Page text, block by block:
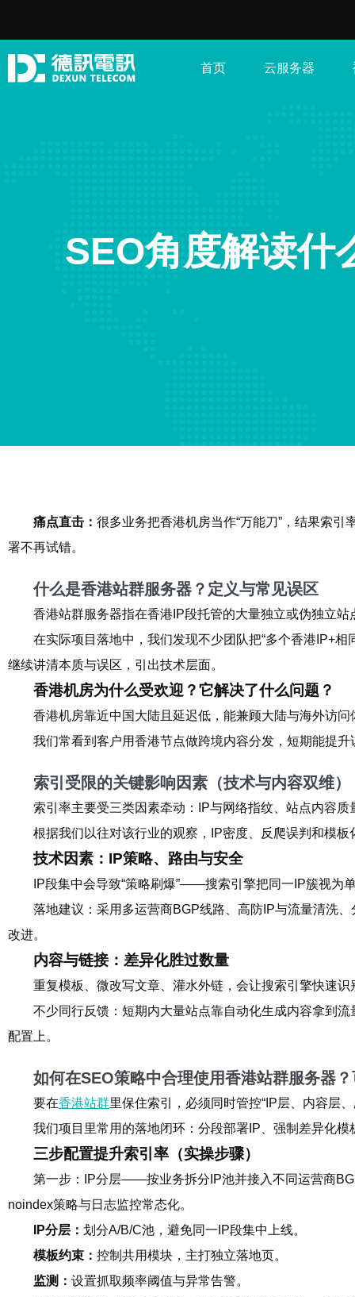
首页 云服务器
SEO角度解读什
痛点直击： 很多业务把香港机房当作“万能刀”，结果索
署不再试错。
什么是香港站群服务器？定义与常见误区
香港站群服务器指在香港IP段托管的大量独立或伪独立
在实际项目落地中，我们发现不少团队把“多个香港IP+
继续讲清本质与误区，引出技术层面。
香港机房为什么受欢迎？它解决了什么问题？
香港机房靠近中国大陆且延迟低，能兼顾大陆与海外访
我们常看到客户用香港节点做跨境内容分发，短期能提
索引受限的关键影响因素（技术与内容双维）
索引率主要受三类因素牵动：IP与网络指纹、站点内容
根据我们以往对该行业的观察，IP密度、反爬误判和模
技术因素：IP策略、路由与安全
IP段集中会导致“策略刷爆”——搜索引擎把同一IP簇视为
落地建议：采用多运营商BGP线路、高防IP与流量清洗
改进。
内容与链接：差异化胜过数量
重复模板、微改写文章、灌水外链，会让搜索引擎快速
不少同行反馈：短期内大量站点靠自动化生成内容拿到
配置上。
如何在SEO策略中合理使用香港站群服务器
要在香港站群里保住索引，必须同时管控“IP层、内容层
我们项目里常用的落地闭环：分段部署IP、强制差异化
三步配置提升索引率（实操步骤）
第一步：IP分层——按业务拆分IP池并接入不同运营商
noindex策略与日志监控常态化。
IP分层： 划分A/B/C池，避免同一IP段集中上线。
模板约束： 控制共用模块，主打独立落地页。
监测： 设置抓取频率阈值与异常告警。